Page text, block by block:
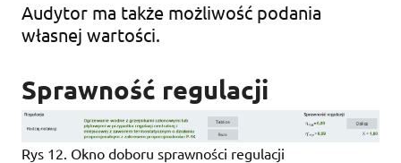
Audytor ma także możliwość podania
własnej wartości.
Sprawność regulacji
Rys 12. Okno doboru sprawności regulacji